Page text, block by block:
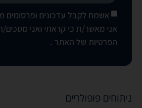
אשמח לקבל עדכונים ופרסומים
אני מאשר/ת כי קראתי ואני מסכים/
הפרטיות של האתר .
ניתוחים פופולריים